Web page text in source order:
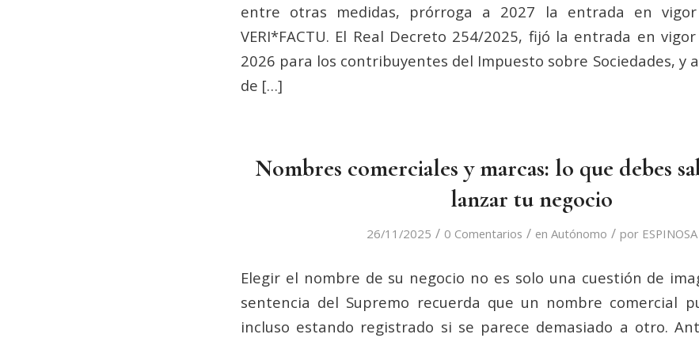
entre otras medidas, prórroga a 2027 la entrada en vigor
VERI*FACTU. El Real Decreto 254/2025, fijó la entrada en
2026 para los contribuyentes del Impuesto sobre Sociedades, y
de […]
Nombres comerciales y marcas: lo que debes
lanzar tu negocio
26/11/2025 / 0 Comentarios / en Autónomo / por ESPINOSA
Elegir el nombre de su negocio no es solo una cuestión de
sentencia del Supremo recuerda que un nombre comercial
incluso estando registrado si se parece demasiado a otro.